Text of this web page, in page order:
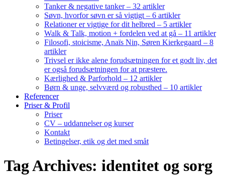
Tanker & negative tanker – 32 artikler
Søvn, hvorfor søvn er så vigtigt – 6 artikler
Relationer er vigtige for dit helbred – 5 artikler
Walk & Talk, motion + fordelen ved at gå – 11 artikler
Filosofi, stoicisme, Anaïs Nin, Søren Kierkegaard – 8
artikler
Trivsel er ikke alene forudsætningen for et godt liv, det
er også forudsætningen for at præstere.
Kærlighed & Parforhold – 12 artikler
Børn & unge, selvværd og robusthed – 10 artikler
Referencer
Priser & Profil
Priser
CV – uddannelser og kurser
Kontakt
Betingelser, etik og det med småt
Tag Archives: identitet og sorg